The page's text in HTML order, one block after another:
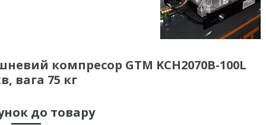
компресор GTM KCH2070B-100L
вага 75 кг
до товару